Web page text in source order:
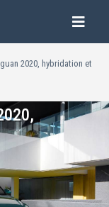
2020, hybridation et